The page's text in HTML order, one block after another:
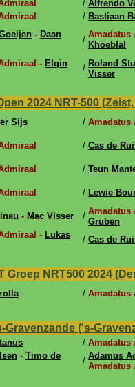
/ Alfrendo
/ Bastiaan
- Daan
/
Amadatus
Khoeblal
- Elgin
/ Roland
Visser
2024 NRT-500
Sijs / Amadatus
/ Cas de
/ Teun
/ Lewie
- Mac Visser / Amadatus
Gruben
- Lukas
/ Cas de
Groep NRT500 2024
/ Amadatus
Gravenzande ('s-
/ Amadatus
- Timo de
/ Adamus
Amadatus